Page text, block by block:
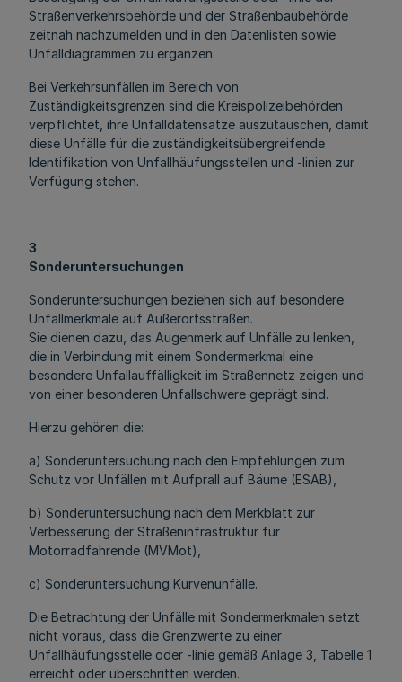
Straßenverkehrsbehörde und der Straßenbaubehörde
zeitnah nachzumelden und in den Datenlisten sowie
Unfalldiagrammen zu ergänzen.
Bei Verkehrsunfällen im Bereich von
Zuständigkeitsgrenzen sind die Kreispolizeibehörden
verpflichtet, ihre Unfalldatensätze auszutauschen, damit
diese Unfälle für die zuständigkeitsübergreifende
Identifikation von Unfallhäufungsstellen und -linien zur
Verfügung stehen.
3
Sonderuntersuchungen
Sonderuntersuchungen beziehen sich auf besondere
Unfallmerkmale auf Außerortsstraßen.
Sie dienen dazu, das Augenmerk auf Unfälle zu lenken,
die in Verbindung mit einem Sondermerkmal eine
besondere Unfallauffälligkeit im Straßennetz zeigen und
von einer besonderen Unfallschwere geprägt sind.
Hierzu gehören die:
a) Sonderuntersuchung nach den Empfehlungen zum
Schutz vor Unfällen mit Aufprall auf Bäume (ESAB),
b) Sonderuntersuchung nach dem Merkblatt zur
Verbesserung der Straßeninfrastruktur für
Motorradfahrende (MVMot),
c) Sonderuntersuchung Kurvenunfälle.
Die Betrachtung der Unfälle mit Sondermerkmalen setzt
nicht voraus, dass die Grenzwerte zu einer
Unfallhäufungsstelle oder -linie gemäß Anlage 3, Tabelle 1
erreicht oder überschritten werden.